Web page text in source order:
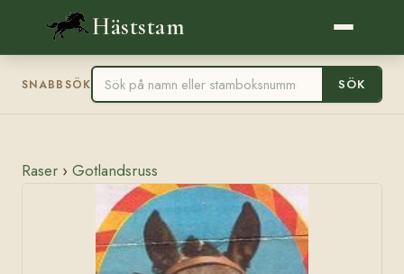
Häststam
SNABBSÖK SÖK
Raser › Gotlandsruss